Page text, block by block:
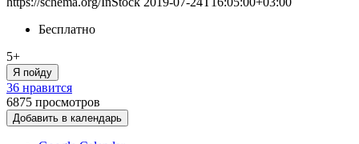
Бесплатно
5+
Я пойду
36 нравится
6875 просмотров
Добавить в календарь